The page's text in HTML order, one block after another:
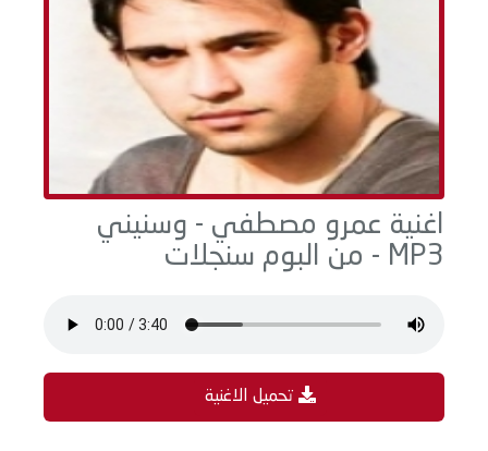
اغنية عمرو مصطفي - وسنيني
MP3 - من البوم سنجلات
تحميل الاغنية